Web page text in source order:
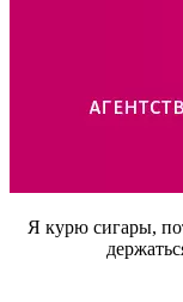
Я курю сигары,